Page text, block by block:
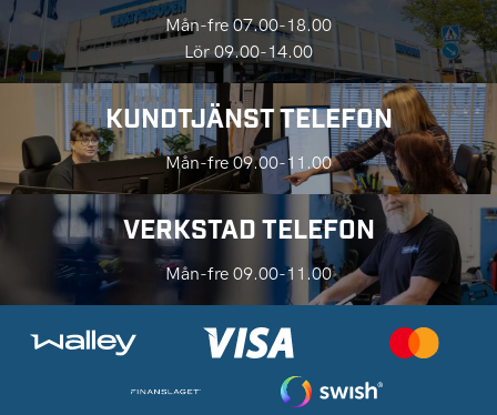
Mån-fre 07.00-18.00
Lör 09.00-14.00
KUNDTJÄNST TELEFON
Mån-fre 09.00-11.00
VERKSTAD TELEFON
Mån-fre 09.00-11.00